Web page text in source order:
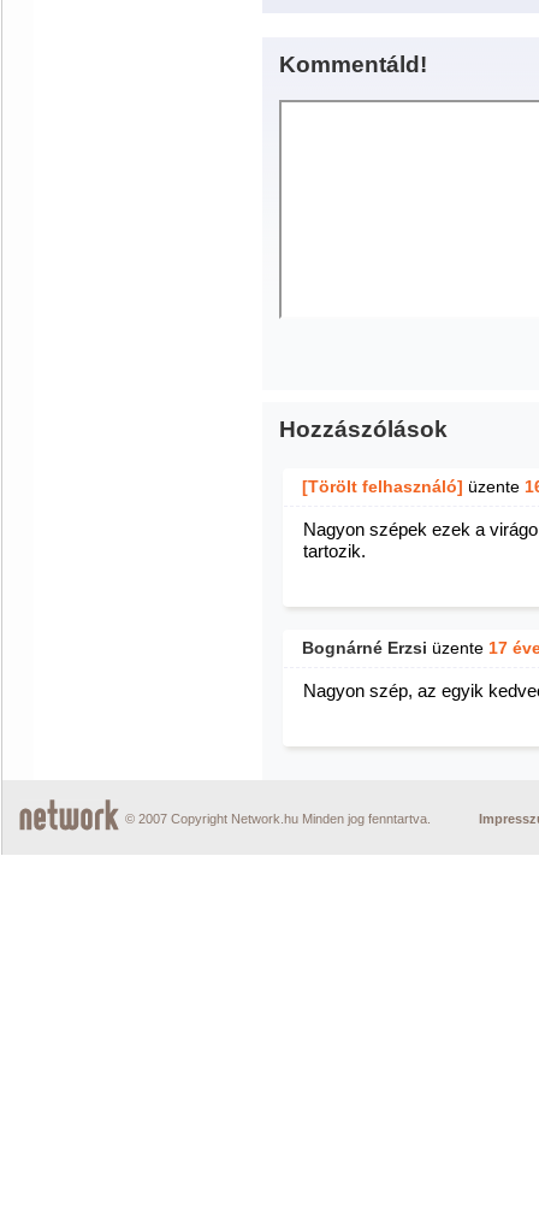
Kommentáld!
Hozzászólások
[Törölt felhasználó] üzente
Nagyon szépek ezek a
tartozik.
Bognárné Erzsi üzente 17
Nagyon szép, az egyik
© 2007 Copyright Network.hu Minden jog fenntartva.